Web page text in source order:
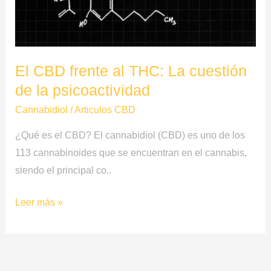
El CBD frente al THC: La cuestión
de la psicoactividad
Cannabidiol /Articulos CBD
¿Qué es el CBD? El cannabidiol (CBD) es uno de los
113 cannabinoides que se encuentran en el cannabis,
siendo el principal co..
Leer más »